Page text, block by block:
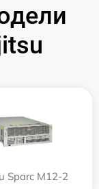
Sparc M12-2